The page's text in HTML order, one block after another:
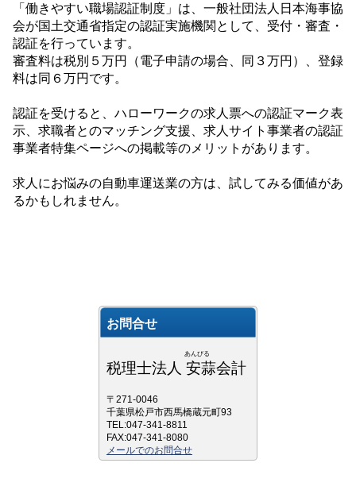
「働きやすい職場認証制度」は、一般社団法人日本海事協
会が国土交通省指定の認証実施機関として、受付・審査・
認証を行っています。
審査料は税別 ５ 万円（電子申請の場合、同 ３万円）、登録
料は同 ６ 万円です。
認証を受けると、ハローワークの求人票への認証マーク表
示、求職者とのマッチング支援、求人サイト事業者の認証
事業者特集ページへの掲載等のメリットがあります。
求人にお悩みの自動車運送業の方は、試してみる価値があ
るかもしれません。
お問合せ
あんびる
税理士法人 安蒜会計
〒271-0046
千葉県松戸市西馬橋蔵元町93
TEL:047-341-8811
FAX:047-341-8080
メールでのお問合せ